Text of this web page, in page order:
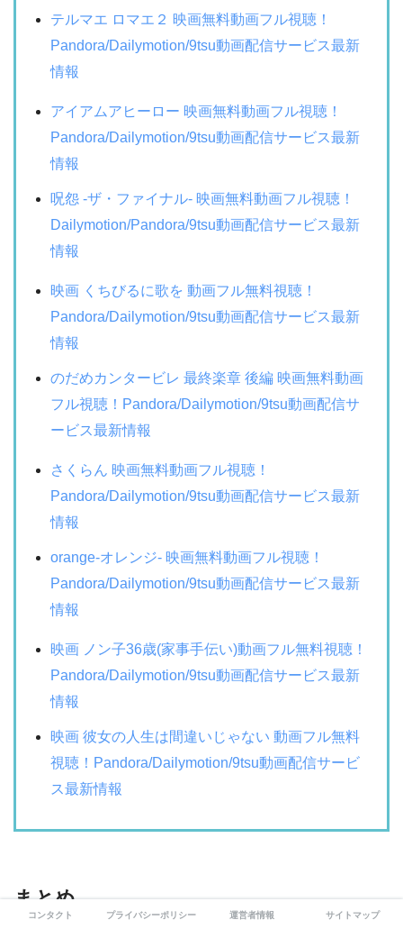
テルマエ ロマエ２ 映画無料動画フル視聴！
Pandora/Dailymotion/9tsu動画配信サービス最新
情報
アイアムアヒーロー 映画無料動画フル視聴！
Pandora/Dailymotion/9tsu動画配信サービス最新
情報
呪怨 -ザ・ファイナル- 映画無料動画フル視聴！
Dailymotion/Pandora/9tsu動画配信サービス最新
情報
映画 くちびるに歌を 動画フル無料視聴！
Pandora/Dailymotion/9tsu動画配信サービス最新
情報
のだめカンタービレ 最終楽章 後編 映画無料動画
フル視聴！Pandora/Dailymotion/9tsu動画配信サ
ービス最新情報
さくらん 映画無料動画フル視聴！
Pandora/Dailymotion/9tsu動画配信サービス最新
情報
orange-オレンジ- 映画無料動画フル視聴！
Pandora/Dailymotion/9tsu動画配信サービス最新
情報
映画 ノン子36歳(家事手伝い)動画フル無料視聴！
Pandora/Dailymotion/9tsu動画配信サービス最新
情報
映画 彼女の人生は間違いじゃない 動画フル無料
視聴！Pandora/Dailymotion/9tsu動画配信サービ
ス最新情報
まとめ
コンタクト プライバシーポリシー 運営者情報 サイトマップ